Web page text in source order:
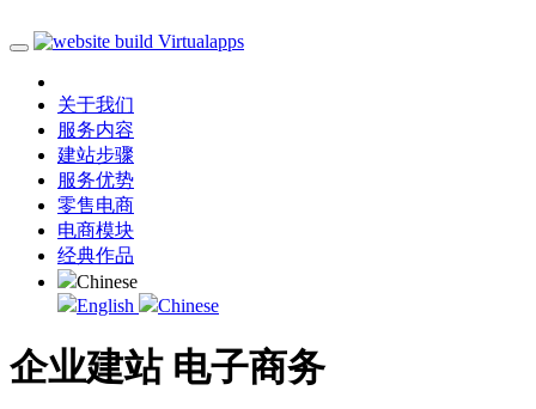
关于我们
服务内容
建站步骤
服务优势
零售电商
电商模块
经典作品
Chinese
English
Chinese
企业建站 电子商务